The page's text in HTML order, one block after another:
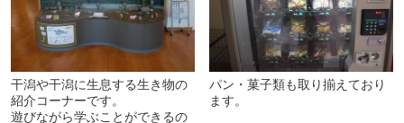
干潟や干潟に生息する生き物の
紹介コーナーです。
遊びながら学ぶことができるの
パン・菓子類も取り揃えており
ます。